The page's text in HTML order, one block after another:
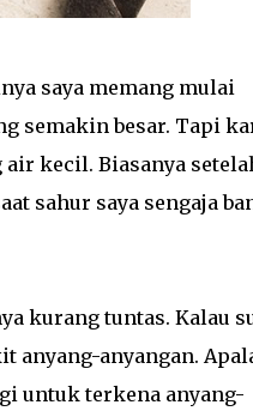
saya memang mulai
semakin besar. Tapi
air kecil. Biasanya
sahur saya sengaja
kurang tuntas. Kalau
anyang-anyangan.
untuk terkena anyang-